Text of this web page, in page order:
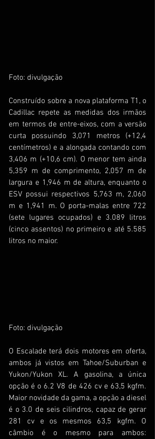
Foto: divulgação
Construído sobre a nova plataforma T1, o
Cadillac repete as medidas dos irmãos
em termos de entre-eixos, com a versão
curta possuindo 3,071 metros (+12,4
centímetros) e a alongada contando com
3,406 m (+10,6 cm). O menor tem ainda
5,359 m de comprimento, 2,057 m de
largura e 1,946 m de altura, enquanto o
ESV possui respectivos 5,763 m, 2,060
m e 1,941 m. O porta-malas entre 722
(sete lugares ocupados) e 3.089 litros
(cinco assentos) no primeiro e até 5.585
litros no maior.
Foto: divulgação
O Escalade terá dois motores em oferta,
ambos já vistos em Tahoe/Suburban e
Yukon/Yukon XL. A gasolina, a única
opção é o 6.2 V8 de 426 cv e 63,5 kgfm.
Maior novidade da gama, a opção a diesel
é o 3.0 de seis cilindros, capaz de gerar
281 cv e os mesmos 63,5 kgfm. O
câmbio é o mesmo para ambos: